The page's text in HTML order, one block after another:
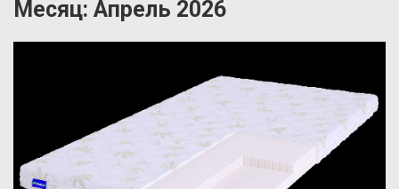
Месяц: Апрель 2026